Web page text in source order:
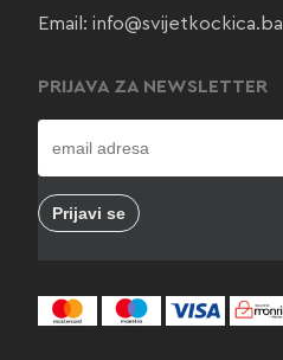
Email: info@svijetkockica.ba
PRIJAVA ZA NEWSLETTER